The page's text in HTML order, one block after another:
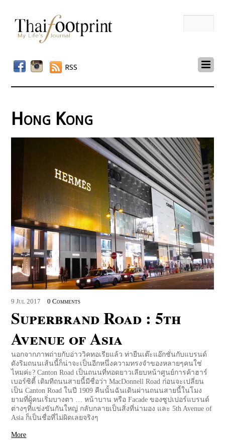
RSS
Hong Kong
9 Jul 2017 0 Comments
Superbrand Road : 5th
Avenue of Asia
นอกจากภาพถ่ายกับอ่าววิคทอเรียแล้ว ท่ายืนเต๊ะแอ๊กชั่นกับแบรนด์
ดังริมถนนเส้นนี้ก็น่าจะเป็นอีกหนึ่งความทรงจำของหลายๆคนใช่
ไหมค่ะ? Canton Road เป็นถนนที่ทอดยาวเลียบหน้าศูนย์การค้าฮาร์
เบอร์ซิตี้ เดิมทีถนนสายนี้มีชื่อว่า MacDonnell Road ก่อนจะเปลี่ยน
เป็น Canton Road ในปี 1909 คืนนั้นฉันเดินผ่านถนนสายนี้ในโมง
ยามที่ผู้คนเริ่มบางตา … หน้าบาน หรือ Facade ของซูปเปอร์แบรนด์
ต่างๆที่แข่งขันกันใหญ่ กลับกลายเป็นสิ่งที่น่ามอง และ 5th Avenue of
Asia ก็เป็นชื่อที่ไม่ผิดเลยจริงๆ
More